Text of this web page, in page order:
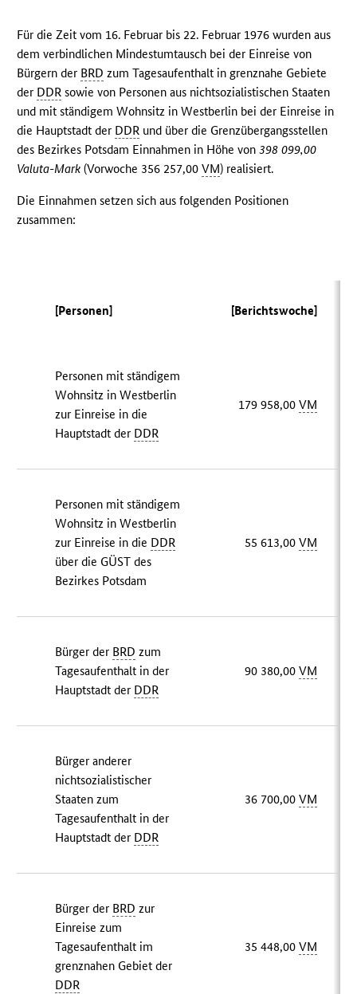
Für die Zeit vom 16. Februar bis 22. Februar 1976 wurden aus
dem verbindlichen Mindestumtausch bei der Einreise von
Bürgern der BRD zum Tagesaufenthalt in grenznahe Gebiete
der DDR sowie von Personen aus nichtsozialistischen Staaten
und mit ständigem Wohnsitz in Westberlin bei der Einreise in
die Hauptstadt der DDR und über die Grenzübergangsstellen
des Bezirkes Potsdam Einnahmen in Höhe von398 099,00
Valuta-Mark (Vorwoche 356 257,00VM) realisiert.
Die Einnahmen setzen sich aus folgenden Positionen
zusammen:
[Personen] [Berichtswoche]
Personen mit ständigem
Wohnsitz in Westberlin
zur Einreise in die
Hauptstadt der DDR
179 958,00VM
Personen mit ständigem
Wohnsitz in Westberlin
zur Einreise in die DDR
über die GÜST des
Bezirkes Potsdam
55 613,00VM
Bürger der BRD zum
Tagesaufenthalt in der
Hauptstadt der DDR
90 380,00VM
Bürger anderer
nichtsozialistischer
Staaten zum
Tagesaufenthalt in der
Hauptstadt der DDR
36 700,00VM
Bürger der BRD zur
Einreise zum
Tagesaufenthalt im
grenznahen Gebiet der
DDR
35 448,00VM